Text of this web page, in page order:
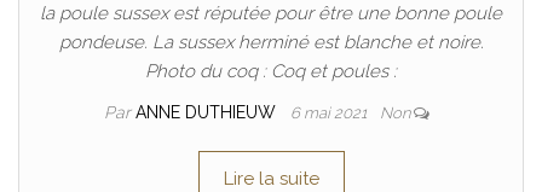
la poule sussex est réputée pour être une bonne poule
pondeuse. La sussex herminé est blanche et noire.
Photo du coq : Coq et poules :
ParANNE DUTHIEUW 6 mai 2021 Non
Lire la suite